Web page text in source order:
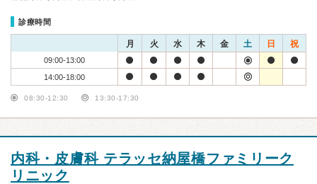
診療時間
月 火 水 木 金 土 日 祝
09:00-13:00
14:00-18:00
08:30-12:30 13:30-17:30
内科・皮膚科 テラッセ納屋橋ファミリーク
リニック